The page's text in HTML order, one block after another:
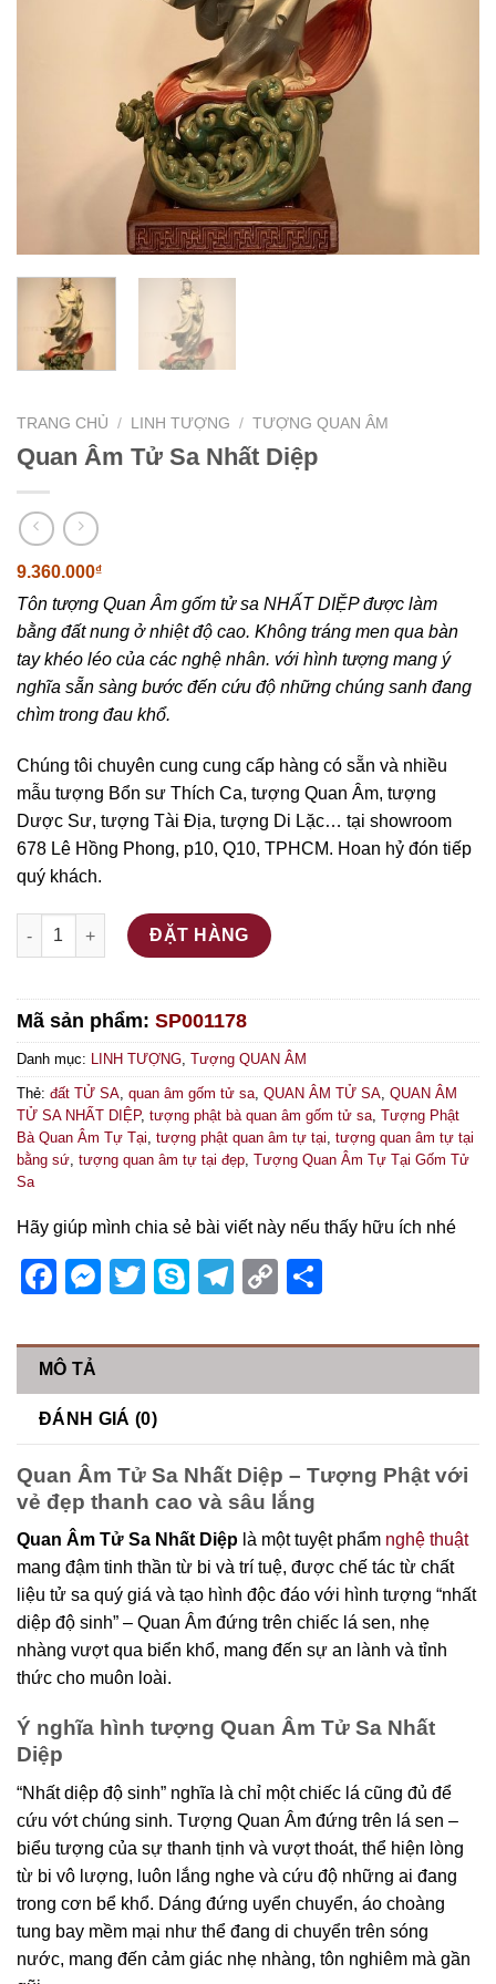
TRANG CHỦ / LINH TƯỢNG / TƯỢNG QUAN ÂM
Quan Âm Tử Sa Nhất Diệp
9.360.000₫
Tôn tượng Quan Âm gốm tử sa NHẤT DIỆP được làm
bằng đất nung ở nhiệt độ cao. Không tráng men qua bàn
tay khéo léo của các nghệ nhân. với hình tượng mang ý
nghĩa sẵn sàng bước đến cứu độ những chúng sanh đang
chìm trong đau khổ.
Chúng tôi chuyên cung cung cấp hàng có sẵn và nhiều
mẫu tượng Bổn sư Thích Ca, tượng Quan Âm, tượng
Dược Sư, tượng Tài Địa, tượng Di Lặc… tại showroom
678 Lê Hồng Phong, p10, Q10, TPHCM. Hoan hỷ đón tiếp
quý khách.
Quan Âm Tử Sa Nhất Diệp số lượng
ĐẶT HÀNG
Mã sản phẩm: SP001178
Danh mục: LINH TƯỢNG Tượng QUAN ÂM
Thẻ: đất TỬ SA quan âm gốm tử sa QUAN ÂM TỬ SA QUAN ÂM
TỬ SA NHẤT DIỆP, tượng phật bà quan âm gốm tử sa Tượng Phật
Bà Quan Âm Tự Tại tượng phật quan âm tự tại tượng quan âm tự tại
bằng sứ tượng quan âm tự tại đẹp Tượng Quan Âm Tự Tại Gốm Tử
Sa
Hãy giúp mình chia sẻ bài viết này nếu thấy hữu ích nhé
Facebook
Messenger
Twitter
SkypeTelegram
Copy
MÔ TẢ
ĐÁNH GIÁ (0)
Quan Âm Tử Sa Nhất Diệp – Tượng Phật với
vẻ đẹp thanh cao và sâu lắng
Quan Âm Tử Sa Nhất Diệp là một tuyệt phẩm nghệ thuật
mang đậm tinh thần từ bi và trí tuệ, được chế tác từ chất
liệu tử sa quý giá và tạo hình độc đáo với hình tượng “nhất
diệp độ sinh” – Quan Âm đứng trên chiếc lá sen, nhẹ
nhàng vượt qua biển khổ, mang đến sự an lành và tỉnh
thức cho muôn loài.
Ý nghĩa hình tượng Quan Âm Tử Sa Nhất
Diệp
“Nhất diệp độ sinh” nghĩa là chỉ một chiếc lá cũng đủ để
cứu vớt chúng sinh. Tượng Quan Âm đứng trên lá sen –
biểu tượng của sự thanh tịnh và vượt thoát, thể hiện lòng
từ bi vô lượng, luôn lắng nghe và cứu độ những ai đang
trong cơn bể khổ. Dáng đứng uyển chuyển, áo choàng
tung bay mềm mại như thể đang di chuyển trên sóng
nước, mang đến cảm giác nhẹ nhàng, tôn nghiêm mà gần